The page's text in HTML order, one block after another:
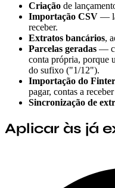
Criação de
Importação CSV —
receber.
Extratos bancários,
Parcelas geradas —
conta própria, porque
do sufixo ("1/12").
Importação do
pagar, contas a
Sincronização de
Aplicar às já